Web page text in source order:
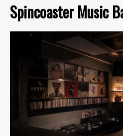
Spincoaster Music